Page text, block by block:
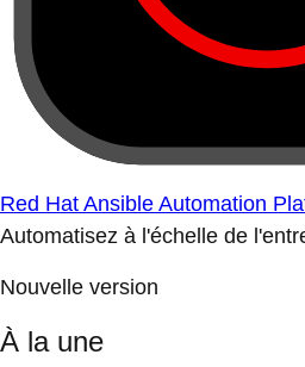
Red Hat Ansible Automation
Automatisez à l'échelle de
Nouvelle version
À la une